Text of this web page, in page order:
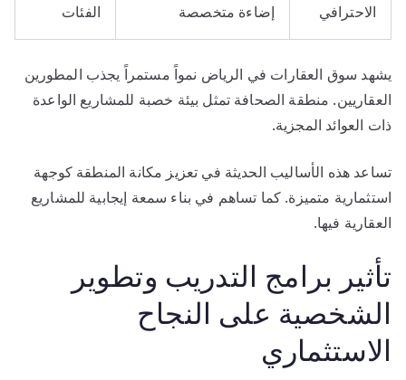
الاحترافي
إضاءة متخصصة
الفئات
يشهد سوق العقارات في الرياض نمواً مستمراً يجذب المطورين
العقاريين. منطقة الصحافة تمثل بيئة خصبة للمشاريع الواعدة
ذات العوائد المجزية.
تساعد هذه الأساليب الحديثة في تعزيز مكانة المنطقة كوجهة
استثمارية متميزة. كما تساهم في بناء سمعة إيجابية للمشاريع
العقارية فيها.
تأثير برامج التدريب وتطوير
الشخصية على النجاح
الاستثماري